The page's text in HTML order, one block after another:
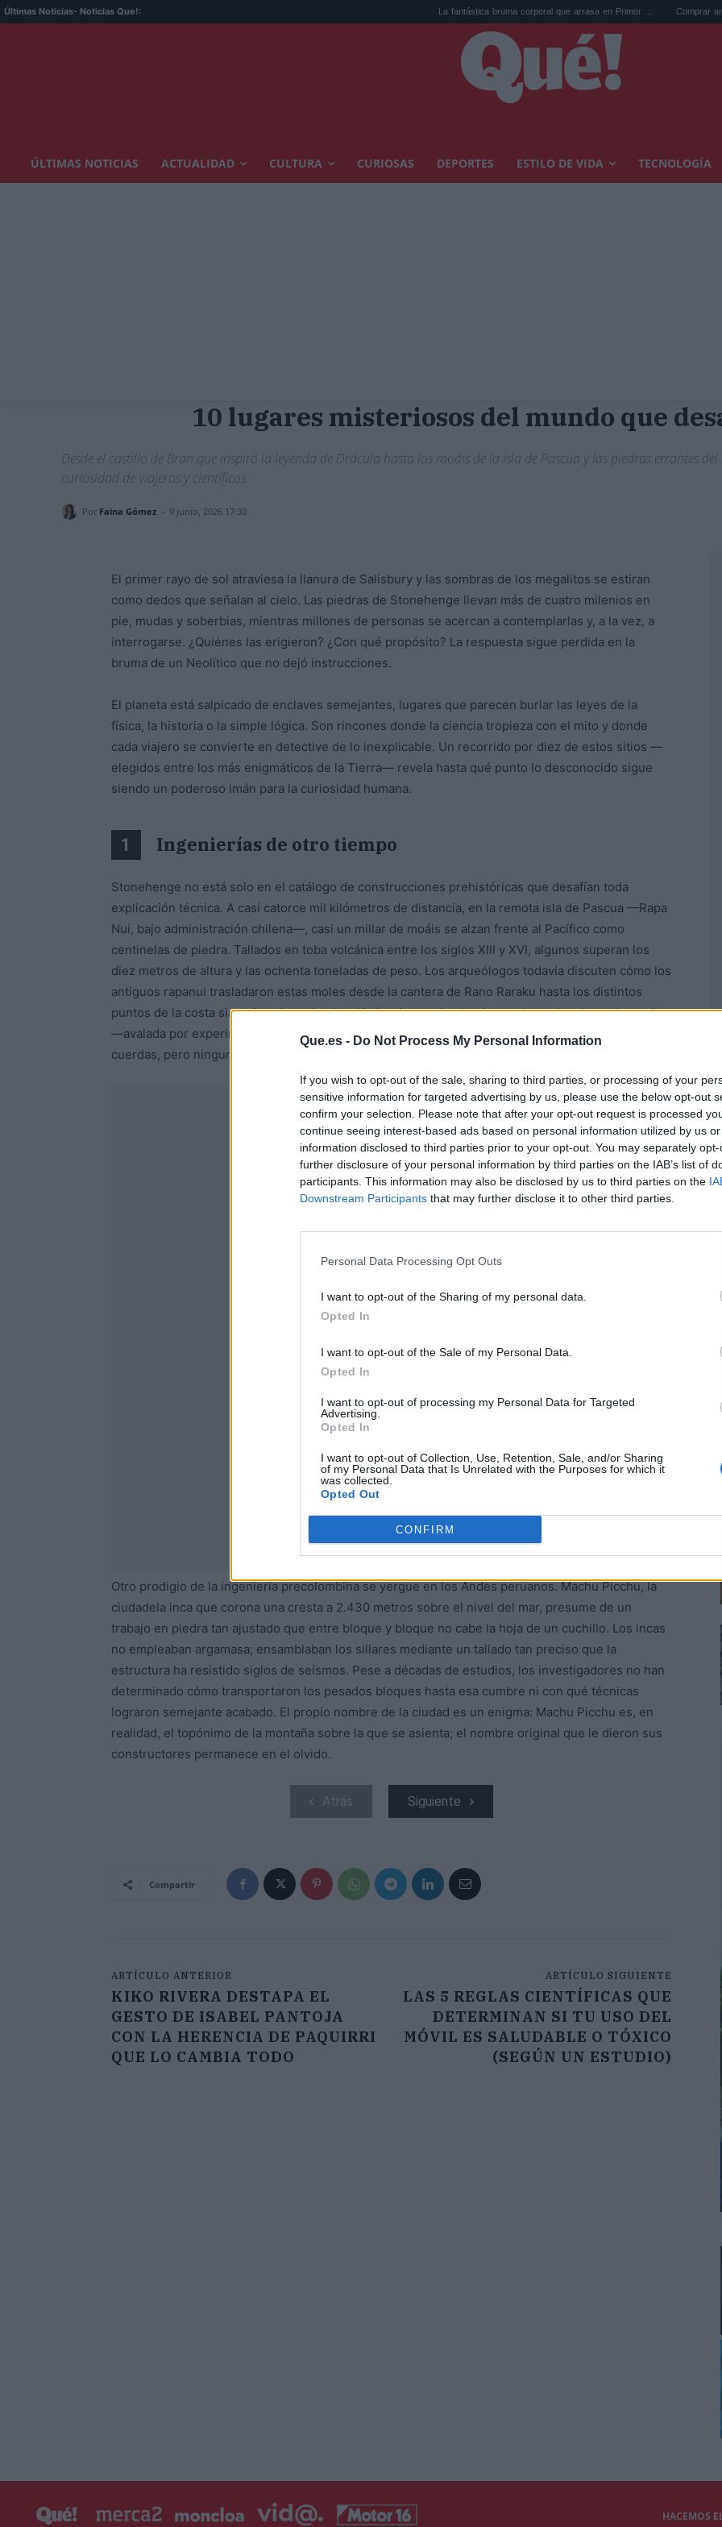
Que.es - Do Not Process My Personal Information
If you wish to opt-out of the sale, sharing to third parties, or processing of your
sensitive information for targeted advertising by us, please use the below opt-out
confirm your selection. Please note that after your opt-out request is processed
continue seeing interest-based ads based on personal information utilized by us
information disclosed to third parties prior to your opt-out. You may separately
further disclosure of your personal information by third parties on the IAB’s list of
participants. This information may also be disclosed by us to third parties on the
Downstream Participants that may further disclose it to other third parties.
Personal Data Processing Opt Outs
I want to opt-out of the Sharing of my personal data.
Opted In
I want to opt-out of the Sale of my Personal Data.
Opted In
I want to opt-out of processing my Personal Data for Targeted
Advertising.
Opted In
I want to opt-out of Collection, Use, Retention, Sale, and/or Sharing
of my Personal Data that Is Unrelated with the Purposes for which it
was collected.
Opted Out
CONFIRM
Últimas Noticias- Noticias Que!: La fantástica bruma corporal que arrasa en Primor ... Comprar arte en
ÚLTIMAS NOTICIAS ACTUALIDAD CULTURA CURIOSAS DEPORTES ESTILO DE VIDA TECNOLOGÍA
10 lugares misteriosos del mundo que
Desde el castillo de Bran que inspiró la leyenda de Drácula hasta los moáis de la Isla de Pascua y las piedras errantes
curiosidad de viajeros y científicos.
Por Faina Gómez - 9 junio, 2026 17:30
El primer rayo de sol atraviesa la llanura de Salisbury y las sombras de los megalitos se estiran
como dedos que señalan al cielo. Las piedras de Stonehenge llevan más de cuatro milenios en
pie, mudas y soberbias, mientras millones de personas se acercan a contemplarlas y, a la vez, a
interrogarse. ¿Quiénes las erigieron? ¿Con qué propósito? La respuesta sigue perdida en la
bruma de un Neolítico que no dejó instrucciones.
El planeta está salpicado de enclaves semejantes, lugares que parecen burlar las leyes de la
física, la historia o la simple lógica. Son rincones donde la ciencia tropieza con el mito y donde
cada viajero se convierte en detective de lo inexplicable. Un recorrido por diez de estos sitios —
elegidos entre los más enigmáticos de la Tierra— revela hasta qué punto lo desconocido sigue
siendo un poderoso imán para la curiosidad humana.
1 Ingenierías de otro tiempo
Stonehenge no está solo en el catálogo de construcciones prehistóricas que desafían toda
explicación técnica. A casi catorce mil kilómetros de distancia, en la remota isla de Pascua —Rapa
Nui, bajo administración chilena—, casi un millar de moáis se alzan frente al Pacífico como
centinelas de piedra. Tallados en toba volcánica entre los siglos XIII y XVI, algunos superan los
diez metros de altura y las ochenta toneladas de peso. Los arqueólogos todavía discuten cómo los
antiguos rapanui trasladaron estas moles desde la cantera de Rano Raraku hasta los distintos
puntos de la costa sin grúas ni ruedas. Las hipótesis van desde trineos de madera hasta la teoría
—avalada por experimentos prácticos— de que las estatuas “caminaban” balanceándose con
cuerdas, pero ninguna explicación cierra el debate de manera unánime.
Otro prodigio de la ingeniería precolombina se yergue en los Andes peruanos. Machu Picchu, la
ciudadela inca que corona una cresta a 2.430 metros sobre el nivel del mar, presume de un
trabajo en piedra tan ajustado que entre bloque y bloque no cabe la hoja de un cuchillo. Los incas
no empleaban argamasa; ensamblaban los sillares mediante un tallado tan preciso que la
estructura ha resistido siglos de seísmos. Pese a décadas de estudios, los investigadores no han
determinado cómo transportaron los pesados bloques hasta esa cumbre ni con qué técnicas
lograron semejante acabado. El propio nombre de la ciudad es un enigma: Machu Picchu es, en
realidad, el topónimo de la montaña sobre la que se asienta; el nombre original que le dieron sus
constructores permanece en el olvido.
Atrás Siguiente
Compartir
ARTÍCULO ANTERIOR
KIKO RIVERA DESTAPA EL
GESTO DE ISABEL PANTOJA
CON LA HERENCIA DE PAQUIRRI
QUE LO CAMBIA TODO
ARTÍCULO SIGUIENTE
LAS 5 REGLAS CIENTÍFICAS QUE
DETERMINAN SI TU USO DEL
MÓVIL ES SALUDABLE O TÓXICO
(SEGÚN UN ESTUDIO)
HACEMOS